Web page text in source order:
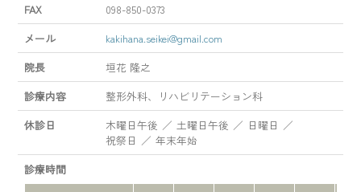
FAX
098-850-0373
メール
kakihana.seikei@gmail.com
院長
垣花 隆之
診療内容
整形外科、リハビリテーション科
休診日
木曜日午後 土曜日午後
日曜日
祝祭日
年末年始
診療時間